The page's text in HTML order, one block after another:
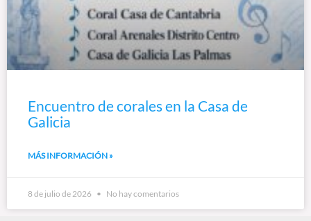
Encuentro de corales en la Casa de
Galicia
MÁS INFORMACIÓN »
8 de julio de 2026 No hay comentarios